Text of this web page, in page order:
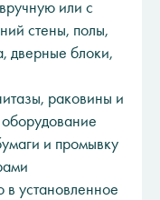
или с
стены, полы,
дверные блоки,
раковины и
и промывку
в установленное